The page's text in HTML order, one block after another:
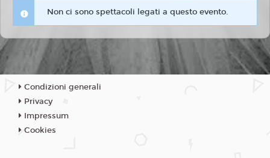
Non ci sono spettacoli legati a questo evento.
Condizioni generali
Privacy
Impressum
Cookies